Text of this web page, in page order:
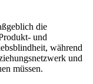
die
und
während
und
müssen.